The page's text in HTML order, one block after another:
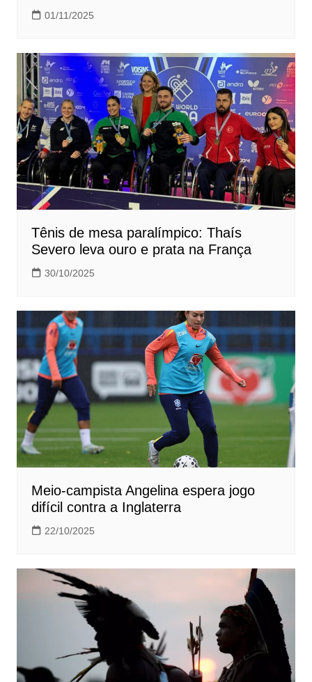
01/11/2025
Tênis de mesa paralímpico: Thaís
Severo leva ouro e prata na França
30/10/2025
Meio-campista Angelina espera jogo
difícil contra a Inglaterra
22/10/2025